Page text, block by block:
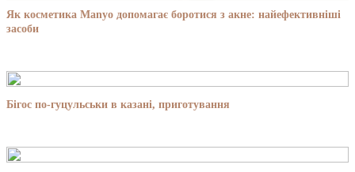
Як косметика Manyo допомагає боротися з акне: найефективніші
засоби
Бігос по-гуцульськи в казані, приготування